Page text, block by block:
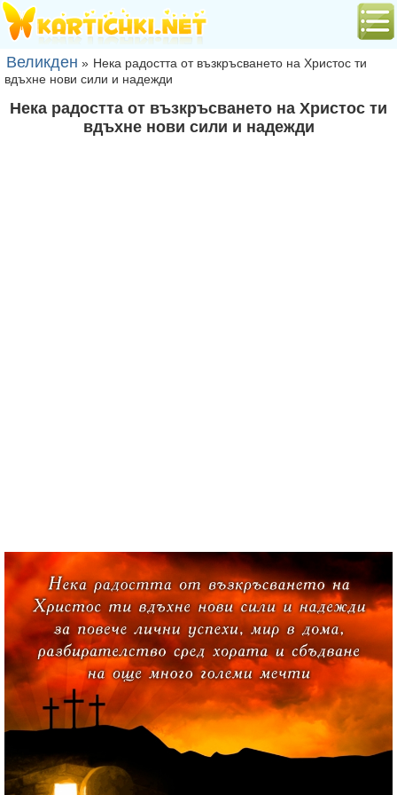
Великден » Нека радостта от възкръсването на Христос ти
вдъхне нови сили и надежди
Нека радостта от възкръсването на Христос ти
вдъхне нови сили и надежди